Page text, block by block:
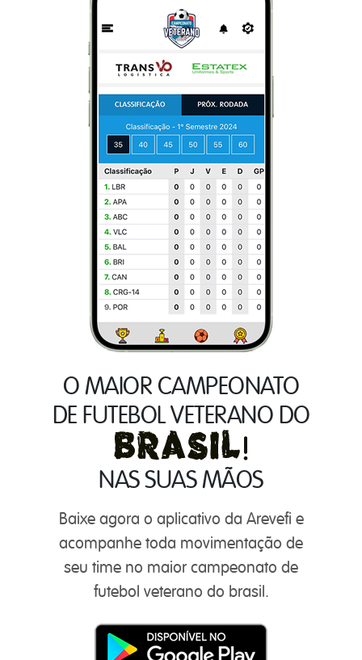
O MAIOR CAMPEONATO
DE FUTEBOL VETERANO DO
NAS SUAS MÃOS
Baixe agora o aplicativo da Arevefi e
acompanhe toda movimentação de
seu time no maior campeonato de
futebol veterano do brasil.